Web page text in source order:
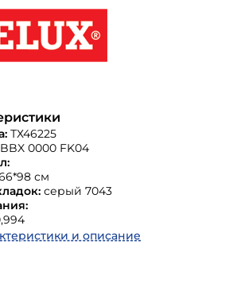
ТХ46225
BBX 0000 FK04
см
серый 7043
и описание